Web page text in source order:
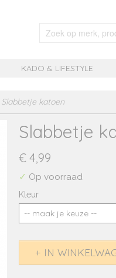
KADO & LIFESTYLE
Slabbetje katoen
Slabbetje
€ 4,99
✓ Op voorraad
Kleur
IN